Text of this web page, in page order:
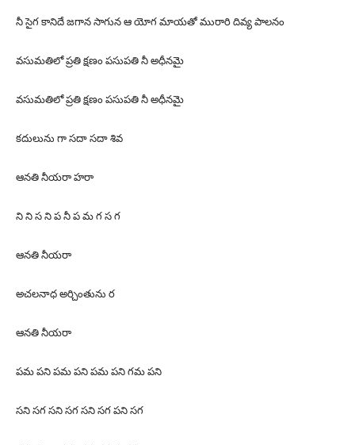
నీ సైగ కానిదే జగాన సాగున ఆ యోగ మాయతో మురారి దివ్య పాలనం
వసుమతిలో ప్రతి క్షణం పసుపతి నీ అధీనమై
వసుమతిలో ప్రతి క్షణం పసుపతి నీ అధీనమై
కదులును గా సదా సదా శివ
ఆనతి నీయరా హరా
ని ని స ని ప నీ ప మ గ స గ
ఆనతి నీయరా
అచలనాధ అర్చింతును ర
ఆనతి నీయరా
పమ పని పమ పని పమ పని గమ పని
సని సగ సని సగ సని సగ పని సగ